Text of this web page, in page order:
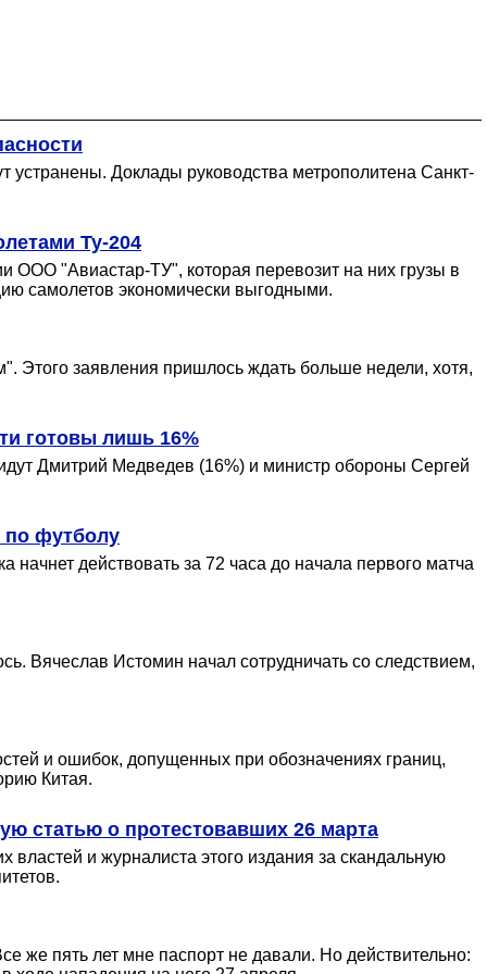
устранены. Доклады руководства метрополитена Санкт-
Ту-204
ООО "Авиастар-ТУ", которая перевозит на них грузы в
самолетов экономически выгодными.
Этого заявления пришлось ждать больше недели, хотя,
готовы лишь 16%
Дмитрий Медведев (16%) и министр обороны Сергей
по футболу
действовать за 72 часа до начала первого матча
Вячеслав Истомин начал сотрудничать со следствием,
и ошибок, допущенных при обозначениях границ,
Китая.
статью о протестовавших 26 марта
и журналиста этого издания за скандальную
же пять лет мне паспорт не давали. Но действительно: